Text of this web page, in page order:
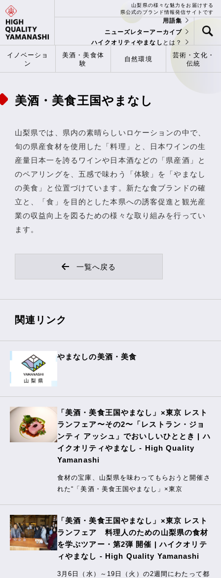
山梨県の様々な魅力をお届けする
県公式のブランド情報発信サイトです
用語集
ニューズレターアーカイブ
ハイクオリティやまなし とは？
イノベーショ
ン
美酒・美食体
験
自然環境
芸術・文化・
伝統
美酒・美食王国やまなし
山梨県では、県内の素晴らしいロケーションの中で、
旬の県産食材を使用した「料理」と、日本ワインの生
産量日本一を誇るワインや日本酒などの「県産酒」と
のペアリングを、五感で味わう「体験」を「やまなし
の美食」と位置づけています。新たな食ブランドの確
立と、「食」を目的とした本県への誘客促進と観光産
業の収益向上を図るための様々な取り組みを行ってい
ます。
一覧へ戻る
関連リンク
やまなしの美酒・美食
「美酒・美食王国やまなし」×東京 レスト
ランフェア〜その2〜「レストラン・ジョ
ンティ アッシュ」でおいしいひととき | ハ
イクオリティやまなし - High Quality
Yamanashi
食材の宝庫、山梨県を味わってもらおうと開催さ
れた“「美酒・美食王国やまなし」×東京
「美酒・美食王国やまなし」×東京 レスト
ランフェア 料理人のための山梨県の食材
を学ぶツアー・第2弾 開催 | ハイクオリテ
ィやまなし - High Quality Yamanashi
3月6日（水）～19日（火）の2週間にわたって都